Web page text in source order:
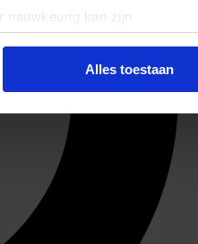
nauwkeurig kan zijn
(fingerprinting)
in het
detailgedeelte
social media te bieden en
met onze partners voor
andere informatie die u aan
Alles toestaan